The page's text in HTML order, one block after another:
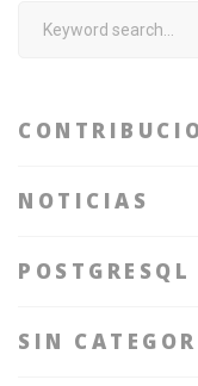
Search
NOTICIAS
POSTGRESQL
SIN